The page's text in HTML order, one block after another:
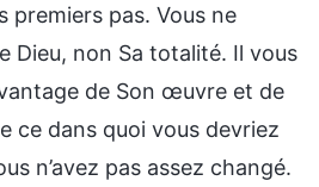
premiers pas. Vous ne
Dieu, non Sa totalité. Il vous
de Son œuvre et de
ce dans quoi vous devriez
n’avez pas assez changé.